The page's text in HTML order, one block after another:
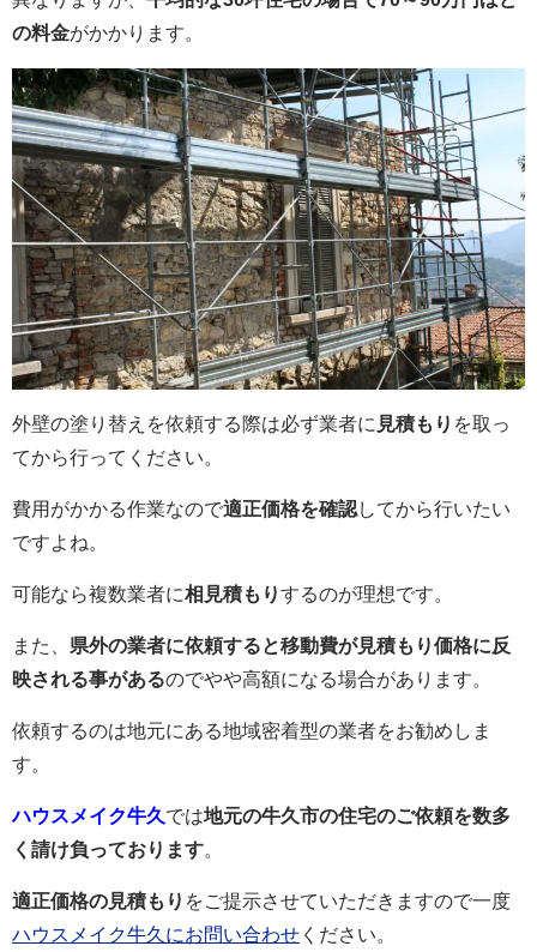
の料金がかかります。
外壁の塗り替えを依頼する際は必ず業者に 見積もり を取っ
てから行ってください。
費用がかかる作業なので適正価格を確認してから行いたい
ですよね。
可能なら複数業者に相見積もりするのが理想です。
また、 県外の業者に依頼すると移動費が見積もり価格に反
映される事があるのでやや高額になる場合があります。
依頼するのは地元にある地域密着型の業者をお勧めしま
す。
ハウスメイク牛久では地元の牛久市の住宅のご依頼を数多
く請け負っております。
適正価格の見積もり をご提示させていただきますので一度
ハウスメイク牛久にお問い合わせ ください。